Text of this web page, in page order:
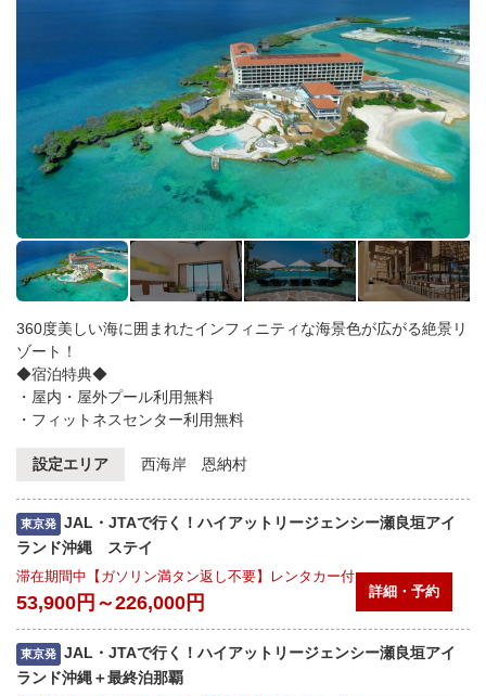
360度美しい海に囲まれたインフィニティな海景色が広がる絶景リ
ゾート！
◆宿泊特典◆
・屋内・屋外プール利用無料
・フィットネスセンター利用無料
設定エリア 西海岸 恩納村
東京発 JAL・JTAで行く！ハイアットリージェンシー瀬良垣アイ
ランド沖縄 ステイ
滞在期間中【ガソリン満タン返し不要】レンタカー付
53,900円～226,000円
詳細・予約
東京発 JAL・JTAで行く！ハイアットリージェンシー瀬良垣アイ
ランド沖縄＋最終泊那覇